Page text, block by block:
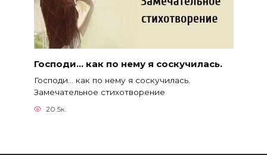
Господи… как по нему я соскучилась.
Господи… как по нему я соскучилась.
Замечательное стихотворение
20.5к.